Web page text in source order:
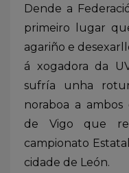
Dende a
primeiro lugar
agariño e
á xogadora da
sufría unha
noraboa a
de Vigo que
campionato
cidade de León.